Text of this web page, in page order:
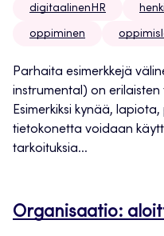
digitaalinenHR
oppiminen
Parhaita esimerkkejä
instrumental) on
Esimerkiksi kynää,
tietokonetta voidaan
tarkoituksia...
Organisaatio: